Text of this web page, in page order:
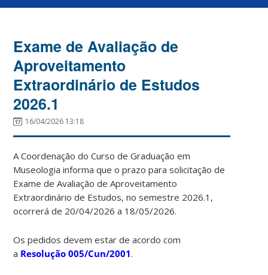
Exame de Avaliação de
Aproveitamento
Extraordinário de Estudos
2026.1
16/04/2026 13:18
A Coordenação do Curso de Graduação em
Museologia informa que o prazo para solicitação de
Exame de Avaliação de Aproveitamento
Extraordinário de Estudos, no semestre 2026.1,
ocorrerá de 20/04/2026 a 18/05/2026.
Os pedidos devem estar de acordo com
a Resolução 005/Cun/2001.